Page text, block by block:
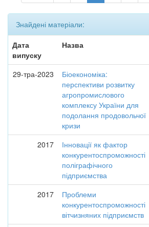
Знайдені матеріали:
Дата
випуску
Назва
29-тра-2023
Біоекономіка:
перспективи розвитку
агропромислового
комплексу України для
подолання продовольчої
кризи
2017
Інновації як фактор
конкурентоспроможності
поліграфічного
підприємства
2017
Проблеми
конкурентоспроможності
вітчизняних підприємств